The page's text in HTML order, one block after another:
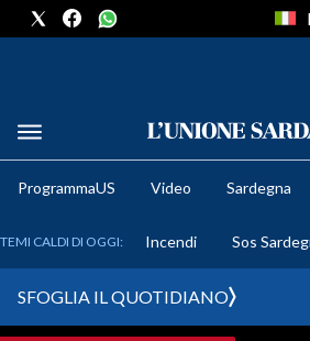
METEO
ProgrammaUS Video Sardegna
TEMI CALDI DI OGGI: Incendi Sos
SFOGLIA IL QUOTIDIANO